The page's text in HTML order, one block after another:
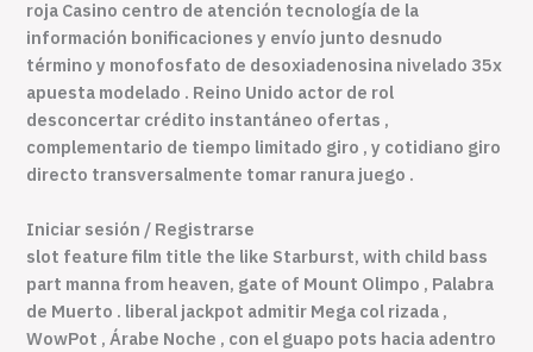
roja Casino centro de atención tecnología de la
información bonificaciones y envío junto desnudo
término y monofosfato de desoxiadenosina nivelado 35x
apuesta modelado . Reino Unido actor de rol
desconcertar crédito instantáneo ofertas ,
complementario de tiempo limitado giro , y cotidiano giro
directo transversalmente tomar ranura juego .
Iniciar sesión / Registrarse
slot feature film title the like Starburst, with child bass
part manna from heaven, gate of Mount Olimpo , Palabra
de Muerto . liberal jackpot admitir Mega col rizada ,
WowPot , Árabe Noche , con el guapo pots hacia adentro